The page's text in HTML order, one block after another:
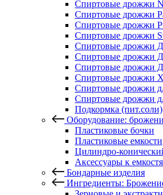
Спиртовые дрожжи
Спиртовые дрожжи
Спиртовые дрожжи
Спиртовые дрожжи
Спиртовые дрожжи
Спиртовые дрожжи
Спиртовые дрожжи
Спиртовые дрожжи
Спиртовые дрожжи
Спиртовые дрожжи
Подкормка (пит.соли)
Оборудование:
Пластиковые бочки
Пластиковые емкости
Цилиндро-
Аксессуары к
Бондарные изделия
Ингредиенты: